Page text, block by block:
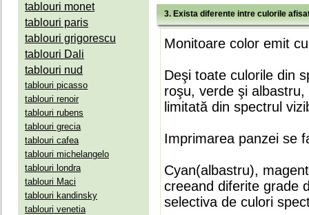
tablouri monet
tablouri paris
tablouri grigorescu
tablouri Dali
tablouri nud
tablouri picasso
tablouri renoir
tablouri rubens
tablouri grecia
tablouri cafea
tablouri michelangelo
tablouri londra
tablouri Maci
tablouri kandinsky
tablouri venetia
3. Exista diferente intre culorile
Monitoare color emit
Deşi toate culorile din
roşu, verde şi
limitată din spectrul
Imprimarea panzei se
Cyan(albastru),
creeand diferite grade
selectiva de culori